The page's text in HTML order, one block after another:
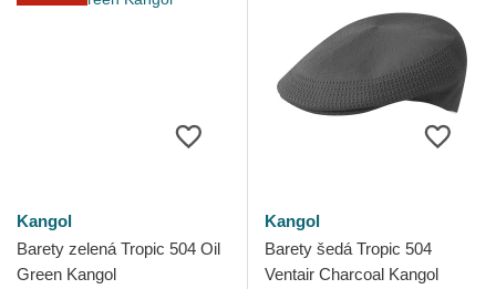
Kangol
Barety zelená Tropic 504 Oil
Green Kangol
Kangol
Barety šedá Tropic 504
Ventair Charcoal Kangol